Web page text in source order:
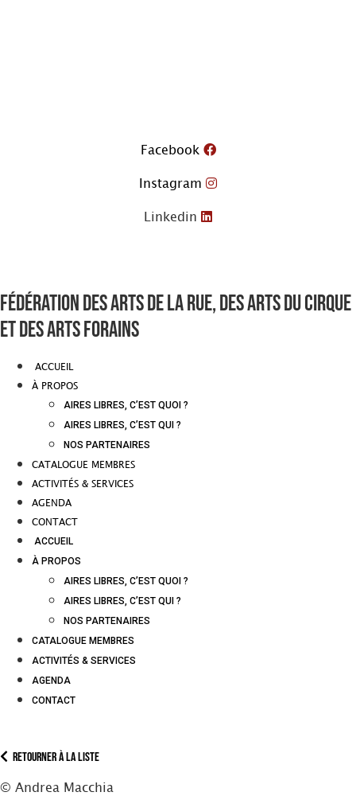
Facebook
Instagram
Linkedin
Fédération des arts de la rue, des arts du cirque
et des arts forains
ACCUEIL
À PROPOS
AIRES LIBRES, C’EST QUOI ?
AIRES LIBRES, C’EST QUI ?
NOS PARTENAIRES
CATALOGUE MEMBRES
ACTIVITÉS & SERVICES
AGENDA
CONTACT
ACCUEIL
À PROPOS
AIRES LIBRES, C’EST QUOI ?
AIRES LIBRES, C’EST QUI ?
NOS PARTENAIRES
CATALOGUE MEMBRES
ACTIVITÉS & SERVICES
AGENDA
CONTACT
Retourner à la liste
© Andrea Macchia